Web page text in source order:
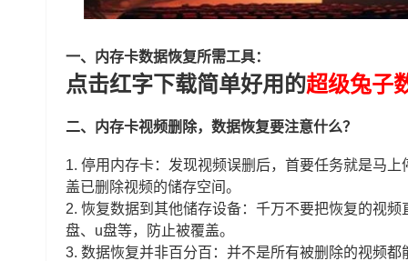
一、内存卡数据恢复所需工具：
点击红字下载简单好用的超级兔子
二、内存卡视频删除，数据恢复要注意什么？
1. 停用内存卡：发现视频误删后，首要任务就是马
盖已删除视频的储存空间。
2. 恢复数据到其他储存设备：千万不要把恢复的视
盘、u盘等，防止被覆盖。
3. 数据恢复并非百分百：并不是所有被删除的视频